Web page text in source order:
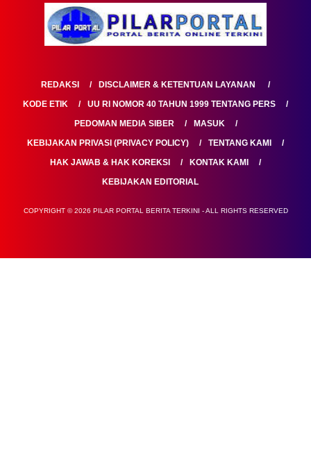
REDAKSI
DISCLAIMER & KETENTUAN LAYANAN
KODE ETIK
UU RI NOMOR 40 TAHUN 1999 TENTANG PERS
PEDOMAN MEDIA SIBER
MASUK
KEBIJAKAN PRIVASI (PRIVACY POLICY)
TENTANG KAMI
HAK JAWAB & HAK KOREKSI
KONTAK KAMI
KEBIJAKAN EDITORIAL
COPYRIGHT © 2026 PILAR PORTAL BERITA TERKINI - ALL RIGHTS RESERVED